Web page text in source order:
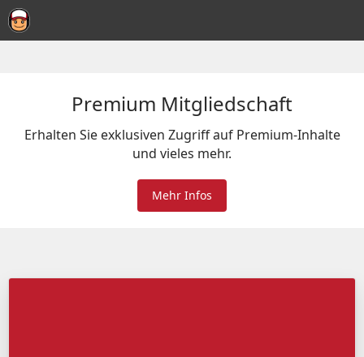
Premium Mitgliedschaft
Erhalten Sie exklusiven Zugriff auf Premium-Inhalte
und vieles mehr.
Mehr Infos